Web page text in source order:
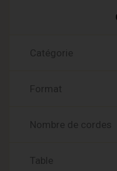
Catégorie
Format
Nombre de cordes
Table